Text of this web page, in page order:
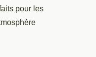
pour les